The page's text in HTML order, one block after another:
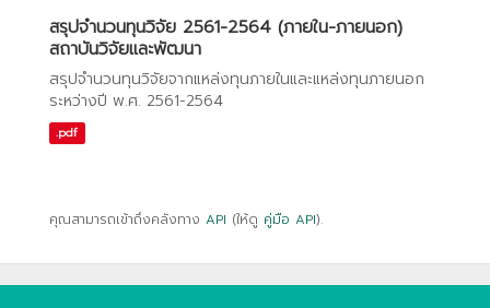
สรุปจำนวนทุนวิจัย 2561-2564 (ภายใน-ภายนอก)
สถาบันวิจัยและพัฒนา
สรุปจำนวนทุนวิจัยจากแหล่งทุนภายในและแหล่งทุนภายนอก
ระหว่างปี พ.ศ. 2561-2564
.pdf
คุณสามารถเข้าถึงคลังทาง API (ให้ดู คู่มือ API).